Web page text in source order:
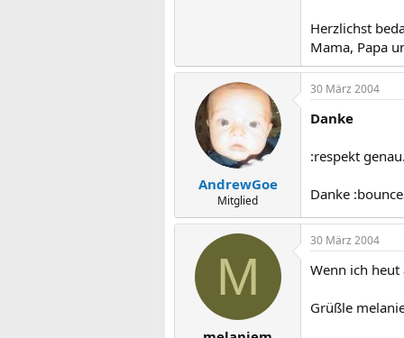
Herzlichst
Mama, Papa
AndrewGoe
Mitglied
30 März 2004
Danke
:respekt
Danke
M
30 März 2004
Wenn ich
Grüßle